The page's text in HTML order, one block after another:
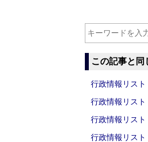
この記事と同
行政情報リス
行政情報リス
行政情報リス
行政情報リス